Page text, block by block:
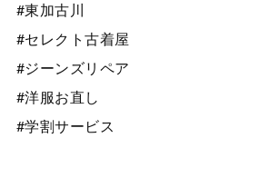
#東加古川
#セレクト古着屋
#ジーンズリペア
#洋服お直し
#学割サービス